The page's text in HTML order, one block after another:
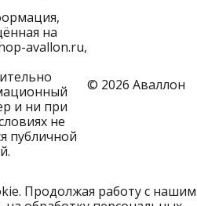
на
avallon.ru,
и ни при
не
публичной
© 2026 Аваллон
Продолжая работу с нашим